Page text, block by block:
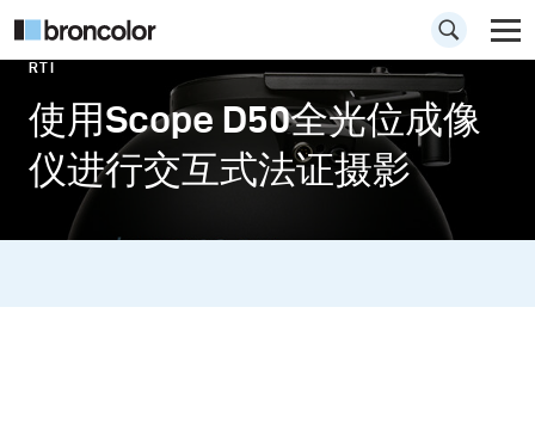
RTI
使用Scope D50全光位成像
仪进行交互式法证摄影